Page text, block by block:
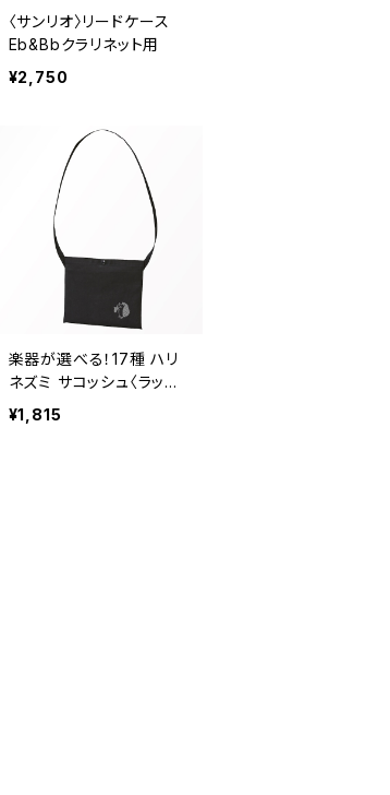
〈サンリオ〉リードケース
Eb&Bbクラリネット用
¥2,750
楽器が選べる！17種 ハリ
ネズミ サコッシュ〈ラッキ
ー・ハリー〉 ブラック
¥1,815